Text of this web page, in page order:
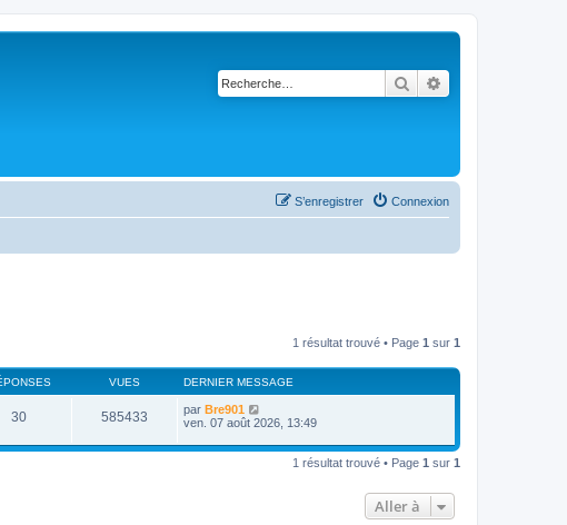
Rechercher
Connexion
S’enregistrer
1 résultat trouvé • Page 1 sur 1
VUES DERNIER MESSAGE
30 585433 par Bre901
ven. 07 août 2026, 13:49
1 résultat trouvé • Page 1 sur 1
Aller à